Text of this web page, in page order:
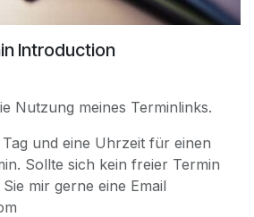
Introduction
Nutzung meines Terminlinks.
und eine Uhrzeit für einen
Sollte sich kein freier Termin
mir gerne eine Email